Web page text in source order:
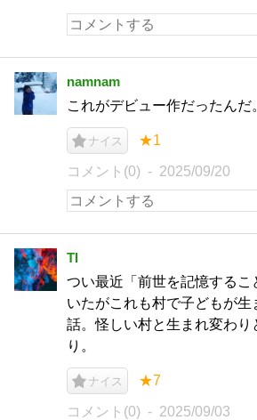
namnam
これがデビュー作だったんだ
ナイス ★1
コメント(0) 2025/09/20
TI
つい最近「前世を記憶するこ
いたがこれも村で子どもが生
話。怪しい村と生まれ変わり
り。
ナイス ★7
コメント(0) 2025/09/03